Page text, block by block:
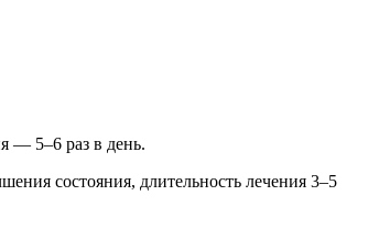
— 5–6 раз в день.
состояния, длительность лечения 3–5